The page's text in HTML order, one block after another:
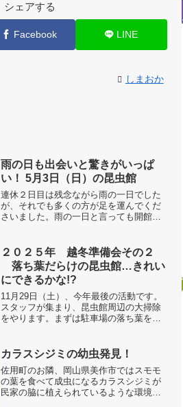
シェアする
Facebook LINE
しまおか
雨の日も出会いと驚きがいっぱ
い！ 5月3日（日）の昆虫館
連休２日目は残念ながら雨の一日でした
が、それでも多くの方が足を運んでくだ
さいました。雨の一日と言っても開館直
なる前にと「ちょうちょひらひらハウス
（蚊帳）」に向かわれる方が...
２０２５年 越冬準備会その２
落ち葉だらけの昆虫館…きれい
にできるかな!?
11月29日（土）、今年最後の活動です。
スタッフが集まり、昆虫館周辺の大掃除
をやります。まずは駐車場の落ち葉を集
キッズスタッフも頑張ります。スタッフ
も総出で落ち葉を...
カラスシジミの幼虫発見！
佐用町のお隣、岡山県美作市ではスモモ
の葉を食べて成虫になるカラスシジミが
民家の脇に植えられているような環境で